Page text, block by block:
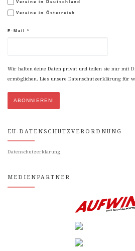
Vereine in Deutschland
Vereine in Österreich
E-Mail *
Wir halten deine Daten privat und teilen sie nur mit
ermöglichen. Lies unsere Datenschutzerklärung für
EU-DATENSCHUTZVERORDNUNG
Datenschutzerklärung
MEDIENPARTNER